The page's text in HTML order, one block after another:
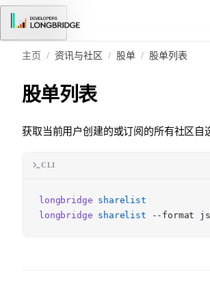
跳转到内容
菜单
主页 / 资讯与社区 / 股单 / 股单列表
股单列表
获取当前用户创建的或订阅的所有社区自
CLI
longbridge sharelist
longbridge sharelist --format